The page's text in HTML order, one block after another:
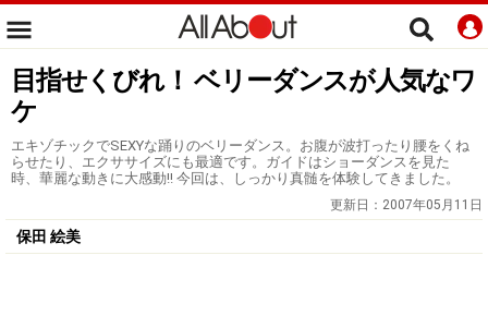
目指せくびれ！ ベリーダンスが人気なワ
ケ
エキゾチックでSEXYな踊りのベリーダンス。お腹が波打ったり腰をくね
らせたり、エクササイズにも最適です。ガイドはショーダンスを見た
時、華麗な動きに大感動!! 今回は、しっかり真髄を体験してきました。
更新日： 2007年05月11日
保田 絵美